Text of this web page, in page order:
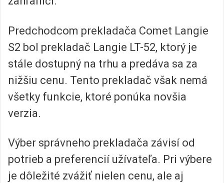
Predchodcom prekladača Comet Langie
S2 bol prekladač Langie LT-52, ktorý je
stále dostupný na trhu a predáva sa za
nižšiu cenu. Tento prekladač však nemá
všetky funkcie, ktoré ponúka novšia
verzia.
Výber správneho prekladača závisí od
potrieb a preferencií užívateľa. Pri výbere
je dôležité zvážiť nielen cenu, ale aj